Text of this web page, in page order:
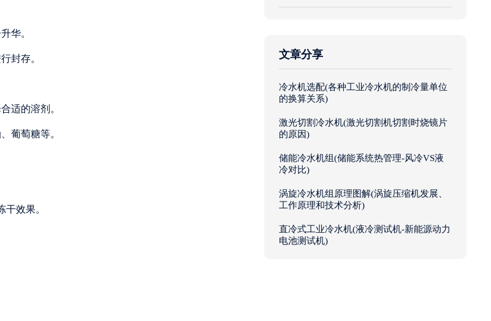
华。
封存。
适的溶剂。
葡萄糖等。
效果。
文章分享
冷水机选配(各种工业冷水机的制冷量单位
的换算关系)
激光切割冷水机(激光切割机切割时烧镜片
的原因)
储能冷水机组(储能系统热管理-风冷VS液
冷对比)
涡旋冷水机组原理图解(涡旋压缩机发展、
工作原理和技术分析)
直冷式工业冷水机(液冷测试机-新能源动力
电池测试机)